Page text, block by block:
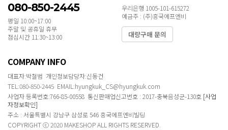
080-850-2445
평일 10:00~17:00
주말 및 공휴일 휴무
점심시간 11:30~13:00
우리은행 1005-101-615272
예금주 : (주)흥국에프엔비
대량구매 문의
COMPANY INFO
대표자:박철범 개인정보담당자:신동건
TEL:080-850-2445 EMAIL:hyungkuk_CS@hyungkuk.com
사업자 등록번호:766-85-00558 통신판매업신고번호 : 2017-충북음성군-130호 [사업
자정보확인]
주소 : 서울특별시 강남구 삼성로 546 흥국에프엔비빌딩
COPYRIGHT ⓒ 2020 MAKESHOP ALL RIGHTS RESERVED.